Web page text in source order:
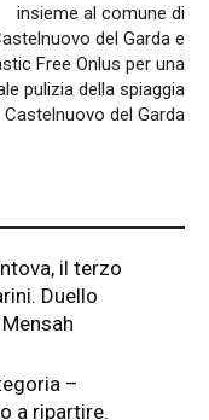
insieme al comune di
del Garda e
Free Onlus per una
pulizia della spiaggia
Castelnuovo del Garda
il terzo
Duello
–
a ripartire.